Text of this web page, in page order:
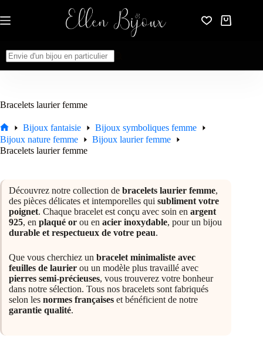
au
contenu
Panier
Bracelets laurier femme
Accueil
Bijoux fantaisie
Bijoux symboliques femme
Bijoux nature femme
Bijoux laurier femme
Bracelets laurier femme
Découvrez notre collection de bracelets laurier femme,
des pièces délicates et intemporelles qui subliment votre
poignet. Chaque bracelet est conçu avec soin en argent
925, en plaqué or ou en acier inoxydable, pour un bijou
durable et respectueux de votre peau.
Que vous cherchiez un bracelet minimaliste avec
feuilles de laurier ou un modèle plus travaillé avec
pierres semi-précieuses, vous trouverez votre bonheur
dans notre sélection. Tous nos bracelets sont fabriqués
selon les normes françaises et bénéficient de notre
garantie qualité.